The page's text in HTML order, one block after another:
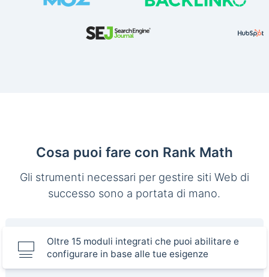
Cosa puoi fare con Rank Math
Gli strumenti necessari per gestire siti Web di
successo sono a portata di mano.
Oltre 15 moduli integrati che puoi abilitare e
configurare in base alle tue esigenze